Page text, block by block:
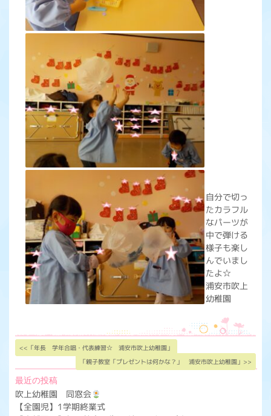
自分で切っ
たカラフル
なパーツが
中で弾ける
様子も楽し
んでいまし
たよ☆
浦安市吹上
幼稚園
<<「年長 学年合唱・代表練習☆ 浦安市吹上幼稚園」
「親子教室「プレゼントは何かな？」 浦安市吹上幼稚園」>>
最近の投稿
吹上幼稚園 同窓会
【全園児】1学期終業式